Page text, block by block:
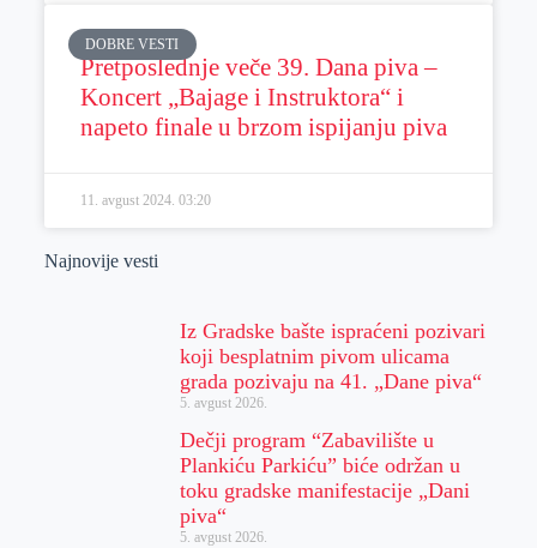
DOBRE VESTI
Pretposlednje veče 39. Dana piva –
Koncert „Bajage i Instruktora“ i
napeto finale u brzom ispijanju piva
11. avgust 2024. 03:20
Najnovije vesti
Iz Gradske bašte ispraćeni pozivari
koji besplatnim pivom ulicama
grada pozivaju na 41. „Dane piva“
5. avgust 2026.
Dečji program “Zabavilište u
Plankiću Parkiću” biće održan u
toku gradske manifestacije „Dani
piva“
5. avgust 2026.